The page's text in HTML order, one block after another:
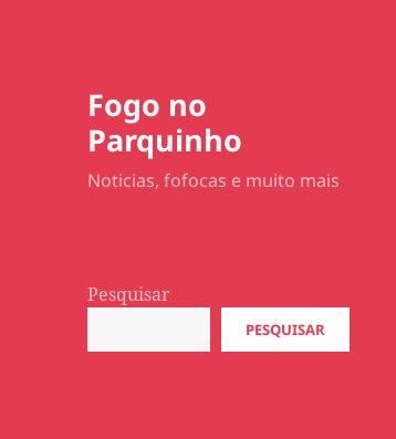
Fogo no
Parquinho
Noticias, fofocas e muito mais
Pesquisar
PESQUISAR